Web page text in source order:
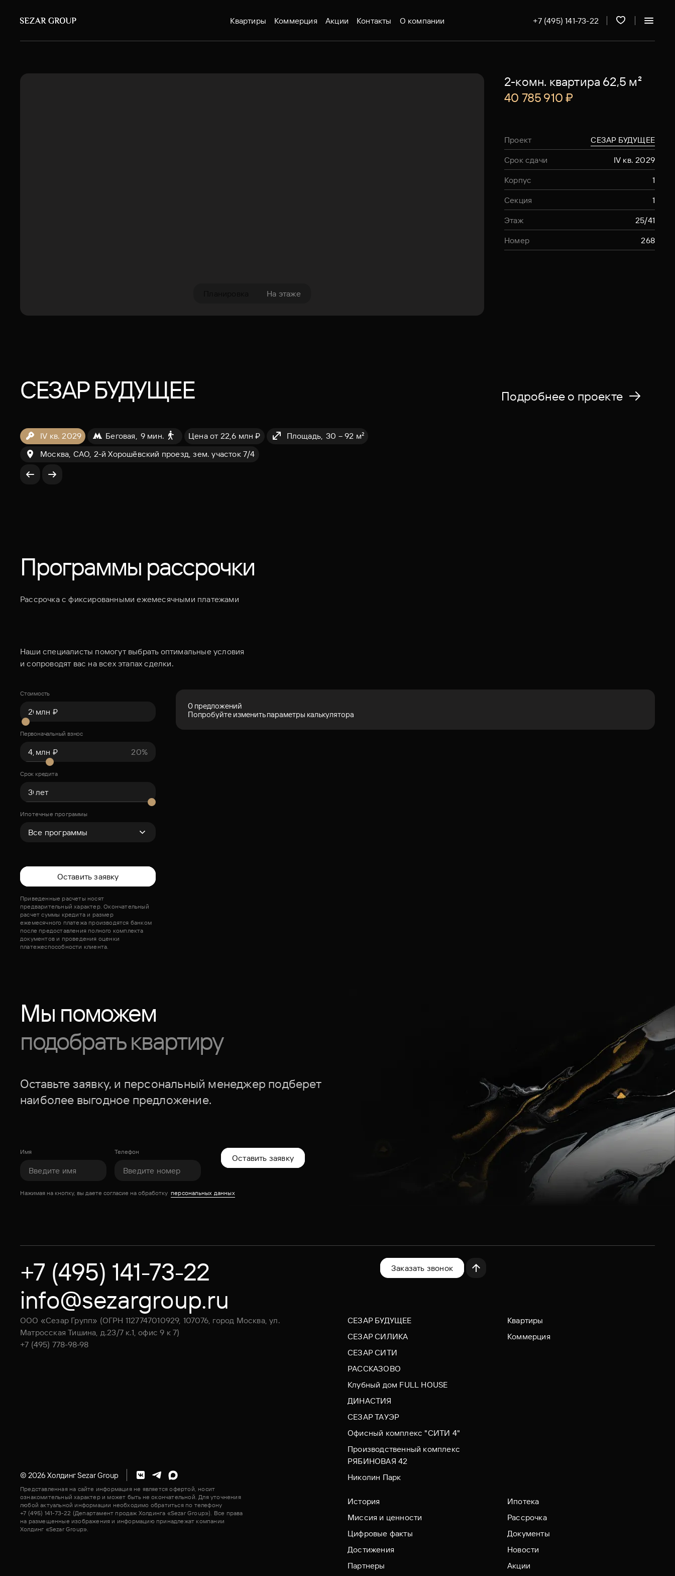
Квартиры Коммерция Акции Контакты О компании +7 (495) 141-73-22
На этаже
2-комн. квартира 62,5 м²
40 785 910 ₽
Проект
СЕЗАР БУДУЩЕЕ
Срок сдачи
IV кв. 2029
Корпус
1
Секция
1
Этаж
25/41
Номер
268
СЕЗАР БУДУЩЕЕ Подробнее о проекте
IV кв. 2029 Беговая, 9 мин. Цена от 22,6 млн ₽ Площадь, 30 – 92 м²
Москва, САО, 2-й Хорошёвский проезд, зем. участок 7/4
Программы рассрочки
Рассрочка с фиксированными ежемесячными платежами
Наши специалисты помогут выбрать оптимальные условия
и сопроводят вас на всех этапах сделки.
Стоимость
млн ₽
Первоначальный взнос
млн ₽ 20%
Срок кредита
лет
Ипотечные программы
Оставить заявку
Приведенные расчеты носят
предварительный характер. Окончательный
расчет суммы кредита и размер
ежемесячного платежа производятся банком
после предоставления полного комплекта
документов и проведения оценки
платежеспособности клиента.
0 предложений
Попробуйте изменить параметры калькулятора
Мы поможем
подобрать квартиру
Оставьте заявку, и персональный менеджер подберет
наиболее выгодное предложение.
Имя Телефон
Оставить заявку
Нажимая на кнопку, вы даете согласие на обработку персональных данных
+7 (495) 141-73-22
info@sezargroup.ru
ООО «Сезар Групп» (ОГРН 1127747010929, 107076, город Москва, ул.
Матросская Тишина, д.23/7 к.1, офис 9 к 7)
+7 (495) 778-98-98
Заказать звонок
СЕЗАР БУДУЩЕЕ
СЕЗАР СИЛИКА
СЕЗАР СИТИ
РАССКАЗОВО
Клубный дом FULL HOUSE
ДИНАСТИЯ
СЕЗАР ТАУЭР
Офисный комплекс "СИТИ 4"
Производственный комплекс
РЯБИНОВАЯ 42
Николин Парк
Квартиры
Коммерция
История
Миссия и ценности
Цифровые факты
Достижения
Партнеры
Ипотека
Рассрочка
Документы
Новости
Акции
© 2026 Холдинг Sezar Group
Представленная на сайте информация не является офертой, носит
ознакомительный характер и может быть не окончательной. Для уточнения
любой актуальной информации необходимо обратиться по телефону
+7 (495) 141-73-22 (Департамент продаж Холдинга «Sezar Group»). Все права
на размещенные изображения и информацию принадлежат компании
Холдинг «Sezar Group».